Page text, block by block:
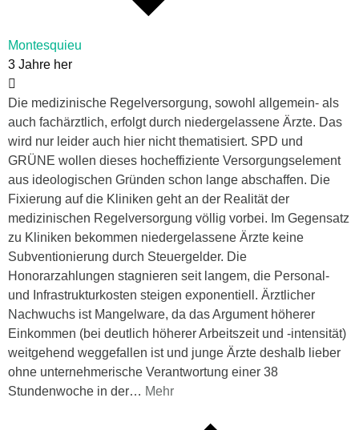
Montesquieu
3 Jahre her
Die medizinische Regelversorgung, sowohl allgemein- als
auch fachärztlich, erfolgt durch niedergelassene Ärzte. Das
wird nur leider auch hier nicht thematisiert. SPD und
GRÜNE wollen dieses hocheffiziente Versorgungselement
aus ideologischen Gründen schon lange abschaffen. Die
Fixierung auf die Kliniken geht an der Realität der
medizinischen Regelversorgung völlig vorbei. Im Gegensatz
zu Kliniken bekommen niedergelassene Ärzte keine
Subventionierung durch Steuergelder. Die
Honorarzahlungen stagnieren seit langem, die Personal-
und Infrastrukturkosten steigen exponentiell. Ärztlicher
Nachwuchs ist Mangelware, da das Argument höherer
Einkommen (bei deutlich höherer Arbeitszeit und -intensität)
weitgehend weggefallen ist und junge Ärzte deshalb lieber
ohne unternehmerische Verantwortung einer 38
Stundenwoche in der… Mehr